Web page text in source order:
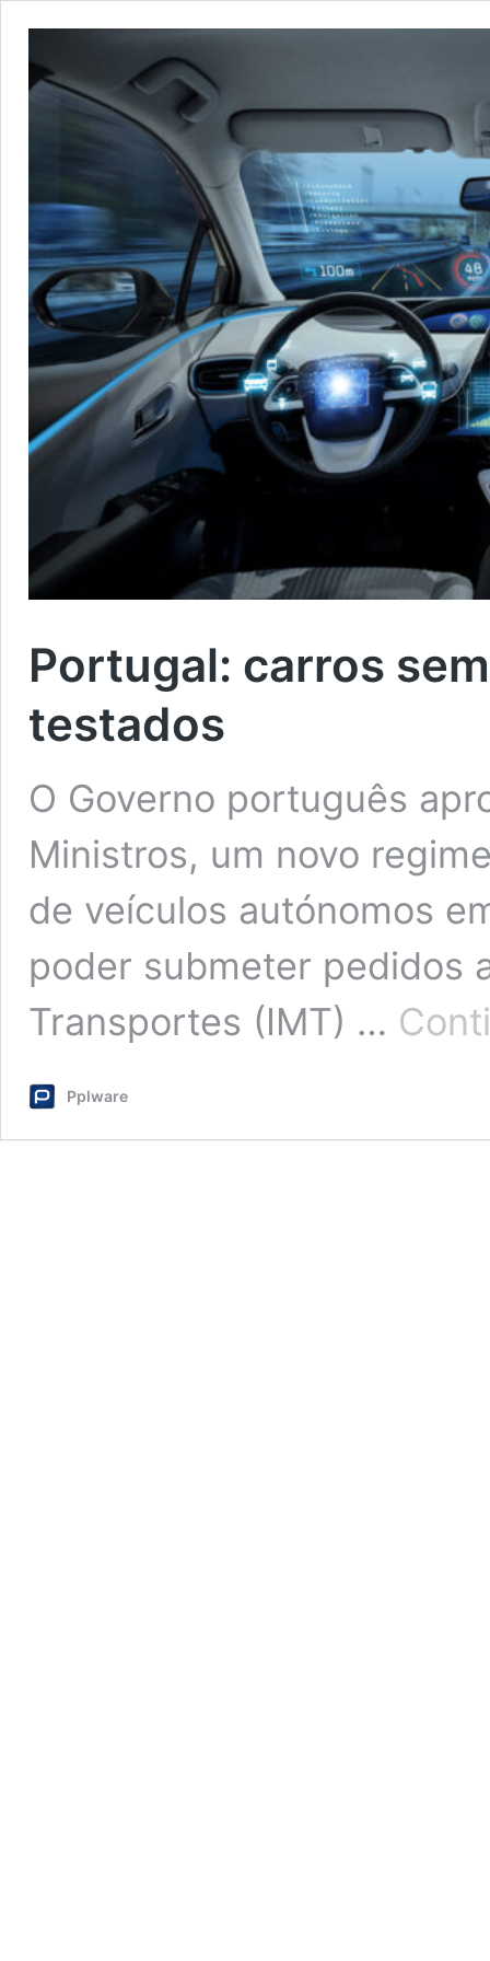
Portugal: carros
testados
O Governo português
Ministros, um novo
de veículos autónomos
poder submeter pedidos
Transportes (IMT) …
Pplware